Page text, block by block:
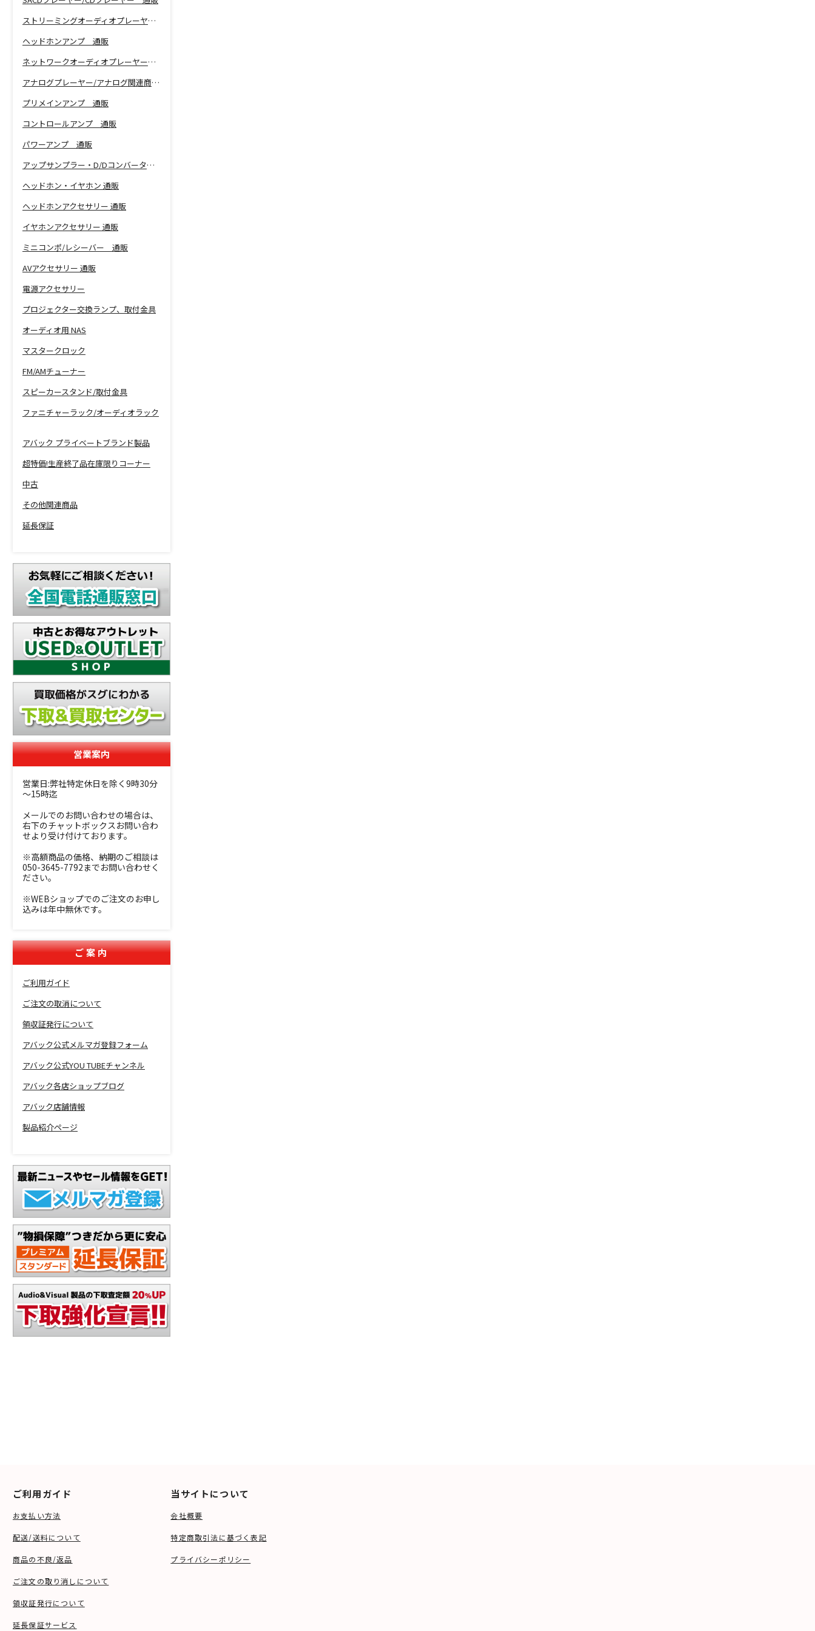
ストリーミングオーディオプレーヤー 通販
ヘッドホンアンプ 通販
ネットワークオーディオプレーヤー 通販
アナログプレーヤー/アナログ関連商品 通販
プリメインアンプ 通販
コントロールアンプ 通販
パワーアンプ 通販
アップサンプラー・D/Dコンバーター 通販
ヘッドホン・イヤホン 通販
ヘッドホンアクセサリー 通販
イヤホンアクセサリー 通販
ミニコンポ/レシーバー 通販
AVアクセサリー 通販
電源アクセサリー
プロジェクター交換ランプ、取付金具
オーディオ用 NAS
マスタークロック
FM/AMチューナー
スピーカースタンド/取付金具
ファニチャーラック/オーディオラック
アバック プライベートブランド製品
超特価!生産終了品在庫限りコーナー
中古
その他関連商品
延長保証
営業案内
営業日:弊社特定休日を除く9時30分
～15時迄
メールでのお問い合わせの場合は、
右下のチャットボックスお問い合わ
せより受け付けております。
※高額商品の価格、納期のご相談は
050-3645-7792までお問い合わせく
ださい。
※WEBショップでのご注文のお申し
込みは年中無休です。
ご案内
ご利用ガイド
ご注文の取消について
領収証発行について
アバック公式メルマガ登録フォーム
アバック公式YOU TUBEチャンネル
アバック各店ショップブログ
アバック店舗情報
製品紹介ページ
ご利用ガイド
お支払い方法
配送/送料について
商品の不良/返品
ご注文の取り消しについて
領収証発行について
延長保証サービス
当サイトについて
会社概要
特定商取引法に基づく表記
プライバシーポリシー